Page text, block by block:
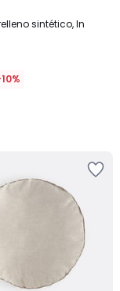
sintético, In